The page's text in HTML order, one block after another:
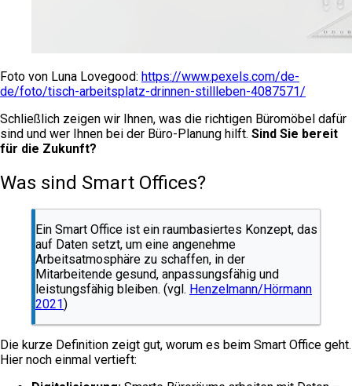
Foto von Luna Lovegood: https://www.pexels.com/de-
de/foto/tisch-arbeitsplatz-drinnen-stillleben-4087571/
Schließlich zeigen wir Ihnen, was die richtigen Büromöbel dafür
sind und wer Ihnen bei der Büro-Planung hilft. Sind Sie bereit
für die Zukunft?
Was sind Smart Offices?
Ein Smart Office ist ein raumbasiertes Konzept, das
auf Daten setzt, um eine angenehme
Arbeitsatmosphäre zu schaffen, in der
Mitarbeitende gesund, anpassungsfähig und
leistungsfähig bleiben. (vgl. Henzelmann/Hörmann
2021)
Die kurze Definition zeigt gut, worum es beim Smart Office geht.
Hier noch einmal vertieft: